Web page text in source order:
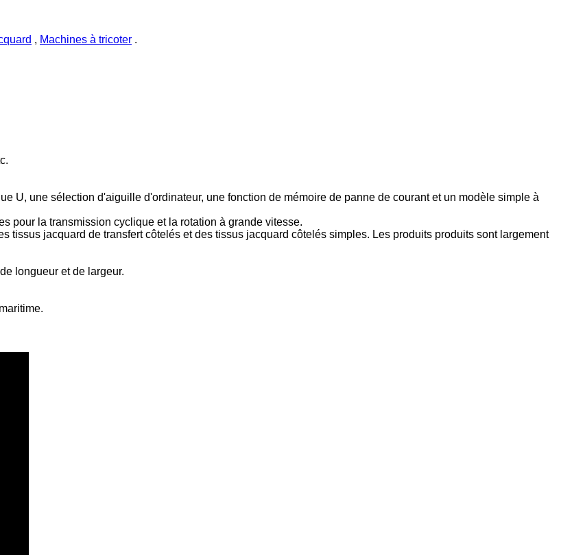
, Machines à tricoter .
U, une sélection d'aiguille d'ordinateur, une fonction de mémoire de panne de courant et un modèle simple à
pour la transmission cyclique et la rotation à grande vitesse.
tissus jacquard de transfert côtelés et des tissus jacquard côtelés simples. Les produits produits sont largement
longueur et de largeur.